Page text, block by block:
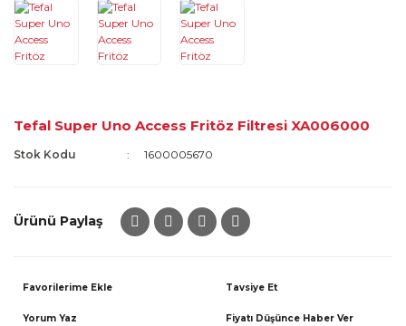
Tefal Super Uno Access Fritöz Filtresi XA006000
Stok Kodu 1600005670
Ürünü Paylaş
Tavsiye Et
Yorum Yaz Fiyatı Düşünce Haber Ver